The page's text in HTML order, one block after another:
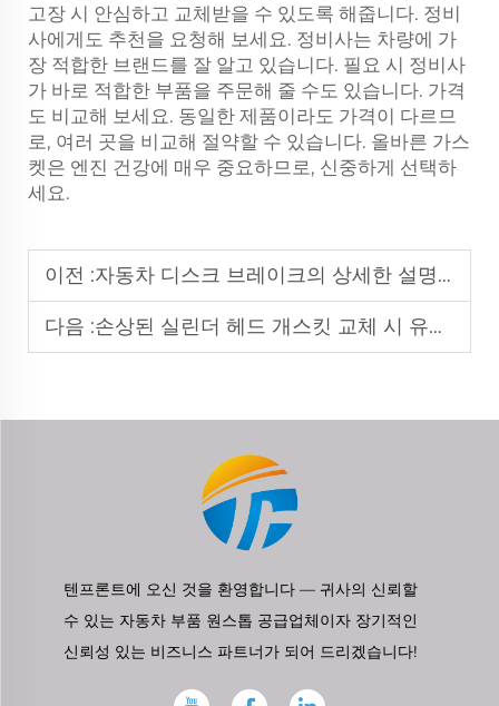
고장 시 안심하고 교체받을 수 있도록 해줍니다. 정비
사에게도 추천을 요청해 보세요. 정비사는 차량에 가
장 적합한 브랜드를 잘 알고 있습니다. 필요 시 정비사
가 바로 적합한 부품을 주문해 줄 수도 있습니다. 가격
도 비교해 보세요. 동일한 제품이라도 가격이 다르므
로, 여러 곳을 비교해 절약할 수 있습니다. 올바른 가스
켓은 엔진 건강에 매우 중요하므로, 신중하게 선택하
세요.
이전 :자동차 디스크 브레이크의 상세한 설명: 바퀴를 어떻게 제동하는가
다음 :손상된 실린더 헤드 개스킷 교체 시 유의사항
텐프론트에 오신 것을 환영합니다 — 귀사의 신뢰할
수 있는 자동차 부품 원스톱 공급업체이자 장기적인
신뢰성 있는 비즈니스 파트너가 되어 드리겠습니다!